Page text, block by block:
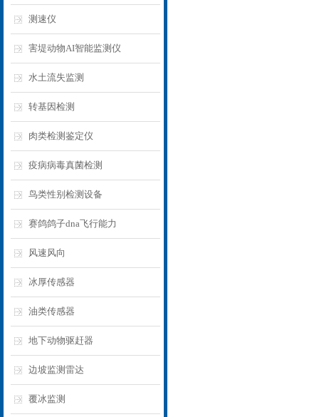
测速仪
害堤动物AI智能监测仪
水土流失监测
转基因检测
肉类检测鉴定仪
疫病病毒真菌检测
鸟类性别检测设备
赛鸽鸽子dna飞行能力
风速风向
冰厚传感器
油类传感器
地下动物驱赶器
边坡监测雷达
覆冰监测